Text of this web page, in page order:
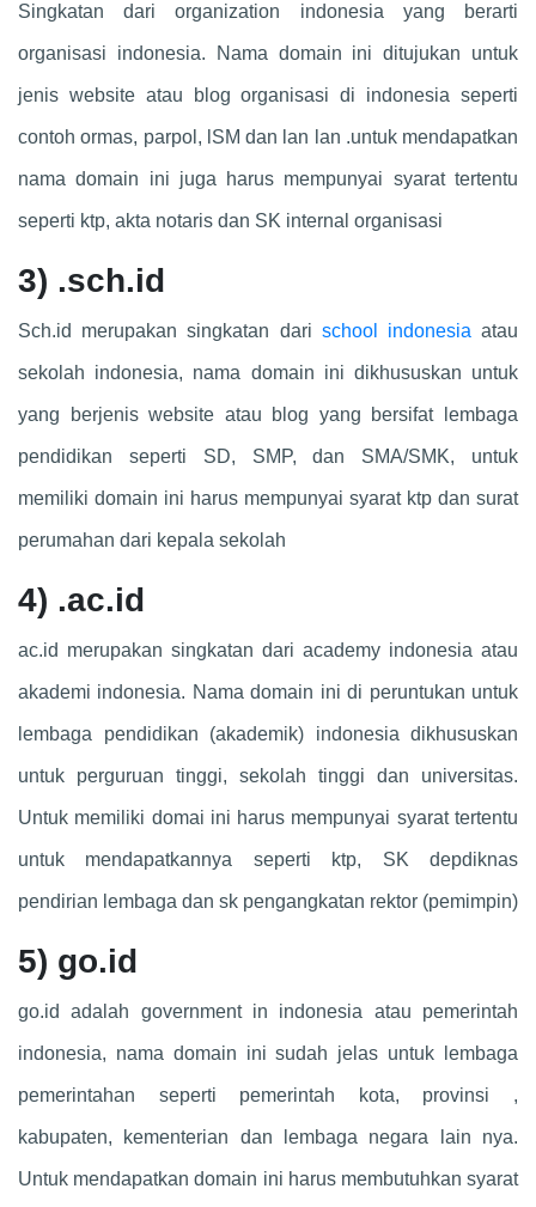
Singkatan dari organization indonesia yang berarti
organisasi indonesia. Nama domain ini ditujukan untuk
jenis website atau blog organisasi di indonesia seperti
contoh ormas, parpol, lSM dan lan lan .untuk mendapatkan
nama domain ini juga harus mempunyai syarat tertentu
seperti ktp, akta notaris dan SK internal organisasi
3) .sch.id
Sch.id merupakan singkatan dari school indonesia atau
sekolah indonesia, nama domain ini dikhususkan untuk
yang berjenis website atau blog yang bersifat lembaga
pendidikan seperti SD, SMP, dan SMA/SMK, untuk
memiliki domain ini harus mempunyai syarat ktp dan surat
perumahan dari kepala sekolah
4) .ac.id
ac.id merupakan singkatan dari academy indonesia atau
akademi indonesia. Nama domain ini di peruntukan untuk
lembaga pendidikan (akademik) indonesia dikhususkan
untuk perguruan tinggi, sekolah tinggi dan universitas.
Untuk memiliki domai ini harus mempunyai syarat tertentu
untuk mendapatkannya seperti ktp, SK depdiknas
pendirian lembaga dan sk pengangkatan rektor (pemimpin)
5) go.id
go.id adalah government in indonesia atau pemerintah
indonesia, nama domain ini sudah jelas untuk lembaga
pemerintahan seperti pemerintah kota, provinsi ,
kabupaten, kementerian dan lembaga negara lain nya.
Untuk mendapatkan domain ini harus membutuhkan syarat